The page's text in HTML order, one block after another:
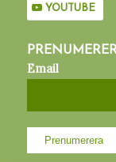
YOUTUBE
Email